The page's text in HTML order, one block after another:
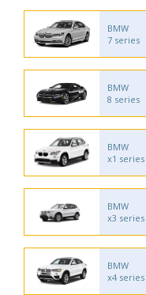
BMW
7 series
BMW
8 series
BMW
x1 series
BMW
x3 series
BMW
x4 series